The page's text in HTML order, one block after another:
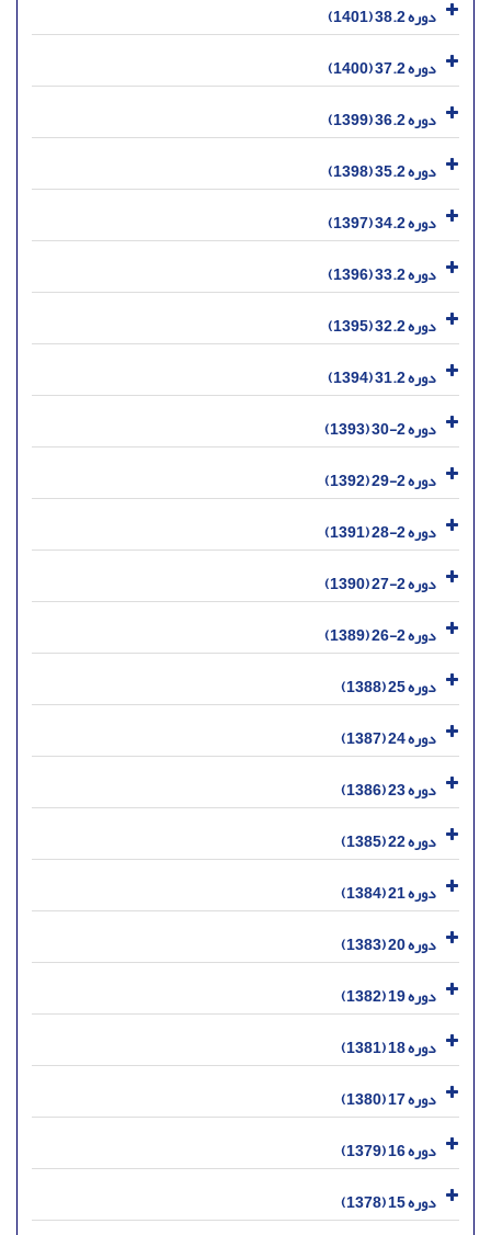
دوره 38.2 (1401)
دوره 37.2 (1400)
دوره 36.2 (1399)
دوره 35.2 (1398)
دوره 34.2 (1397)
دوره 33.2 (1396)
دوره 32.2 (1395)
دوره 31.2 (1394)
دوره 2-30 (1393)
دوره 2-29 (1392)
دوره 2-28 (1391)
دوره 2-27 (1390)
دوره 2-26 (1389)
دوره 25 (1388)
دوره 24 (1387)
دوره 23 (1386)
دوره 22 (1385)
دوره 21 (1384)
دوره 20 (1383)
دوره 19 (1382)
دوره 18 (1381)
دوره 17 (1380)
دوره 16 (1379)
دوره 15 (1378)